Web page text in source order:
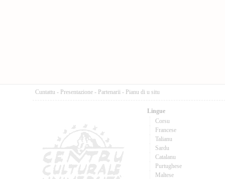
Cuntattu - Presentazione - Partenarii - Pianu di u situ
Lingue
Corsu
Francese
Talianu
Sardu
Catalanu
Purtughese
Maltese